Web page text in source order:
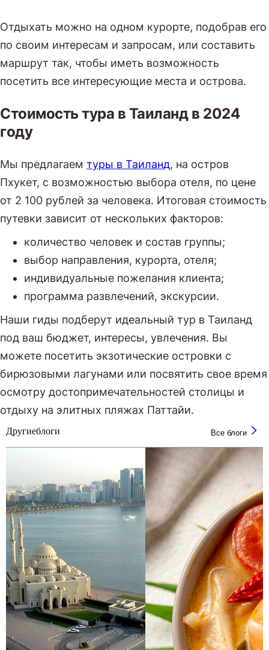
Отдыхать можно на одном курорте, подобрав его
по своим интересам и запросам, или составить
маршрут так, чтобы иметь возможность
посетить все интересующие места и острова.
Стоимость тура в Таиланд в 2024
году
Мы предлагаем туры в Таиланд, на остров
Пхукет, с возможностью выбора отеля, по цене
от 2 100 рублей за человека. Итоговая стоимость
путевки зависит от нескольких факторов:
количество человек и состав группы;
выбор направления, курорта, отеля;
индивидуальные пожелания клиента;
программа развлечений, экскурсии.
Наши гиды подберут идеальный тур в Таиланд
под ваш бюджет, интересы, увлечения. Вы
можете посетить экзотические островки с
бирюзовыми лагунами или посвятить свое время
осмотру достопримечательностей столицы и
отдыху на элитных пляжах Паттайи.
Другиеблоги Все блоги